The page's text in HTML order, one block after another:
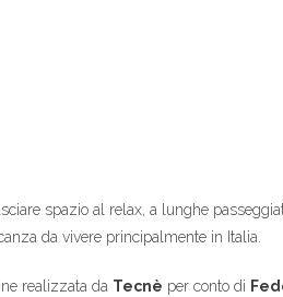
spazio al relax, a lunghe
da vivere principalmente in Italia.
realizzata da Tecnè per conto di